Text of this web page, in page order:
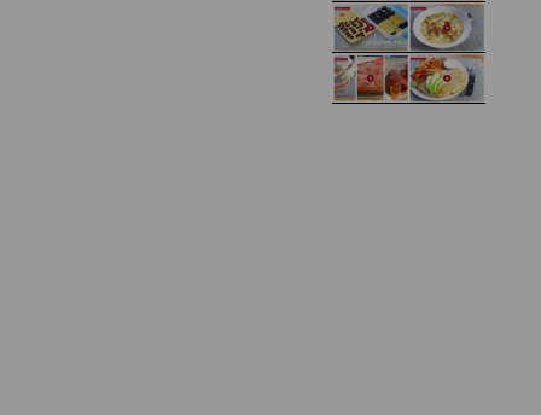
Domowy ketchup (bez
cukru)
Tarta francuska z
cebulą i pomidorem
Domowe żelki
Zupa kurkowa z
selerem i pietruszką